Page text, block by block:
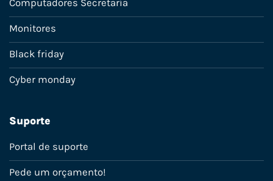
Computadores Secretaría
Monitores
Black friday
Cyber monday
Suporte
Portal de suporte
Pede um orçamento!